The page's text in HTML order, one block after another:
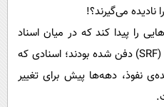
می‌گیرند؟!
را پیدا کند که در میان اسناد
بایگانی‌شدۀ «بنیاد تحقیقات قند» (SRF) دفن شده بودند؛ اسنادی که
نفوذ، دهه‌ها پیش برای تغییر